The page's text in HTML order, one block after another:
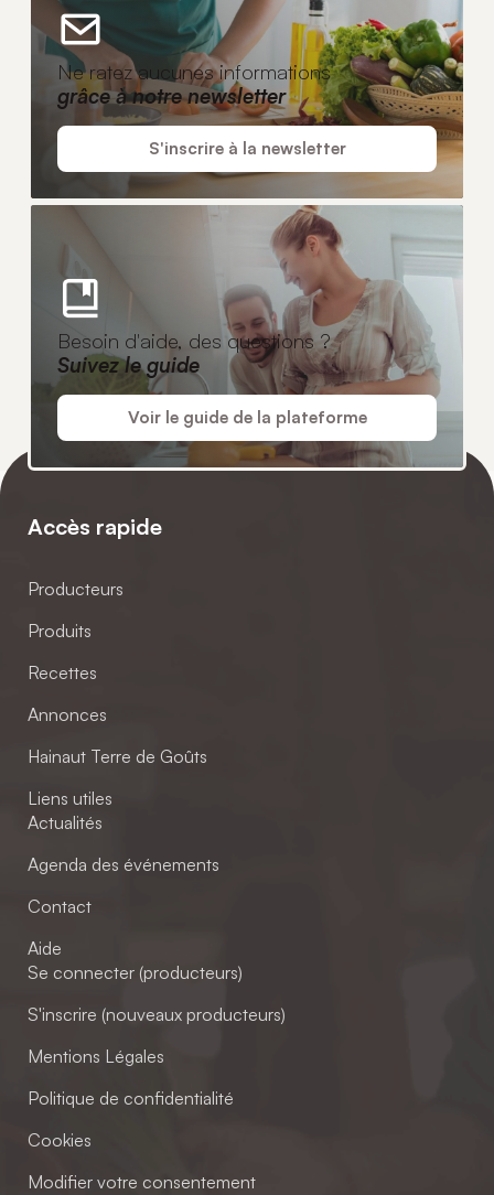
Ne ratez aucunes informations
grâce à notre newsletter
S'inscrire à la newsletter
Besoin d'aide, des questions ?
Suivez le guide
Voir le guide de la plateforme
Accès rapide
Producteurs
Produits
Recettes
Annonces
Hainaut Terre de Goûts
Liens utiles
Actualités
Agenda des événements
Contact
Aide
Se connecter (producteurs)
S'inscrire (nouveaux producteurs)
Mentions Légales
Politique de confidentialité
Cookies
Modifier votre consentement